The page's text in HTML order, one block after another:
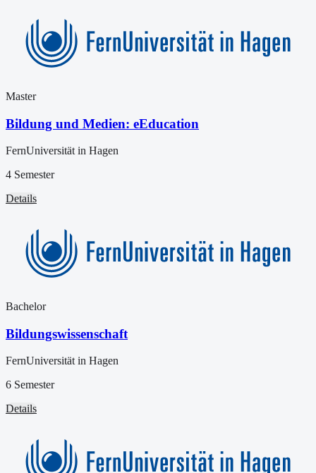
Master
Bildung und Medien: eEducation
FernUniversität in Hagen
4 Semester
Details
Bachelor
Bildungswissenschaft
FernUniversität in Hagen
6 Semester
Details